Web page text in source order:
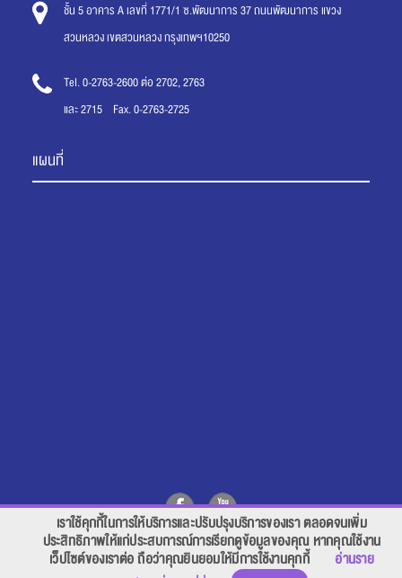
ชั้น 5 อาคาร A เลขที่ 1771/1 ซ.พัฒนาการ 37 ถนนพัฒนาการ แขวง
สวนหลวง เขตสวนหลวง กรุงเทพฯ10250
Tel. 0-2763-2600 ต่อ 2702, 2763
และ 2715 Fax. 0-2763-2725
แผนที่
เราใช้คุกกี้ในการให้บริการและปรับปรุงบริการของเรา ตลอดจนเพิ่ม
ประสิทธิภาพให้แก่ประสบการณ์การเรียกดูข้อมูลของคุณ หากคุณใช้งาน
เว็ปไซต์ของเราต่อ ถือว่าคุณยินยอมให้มีการใช้งานคุกกี้
อ่านราย
สอบถาม คลิก